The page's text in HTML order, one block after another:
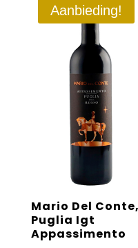
Aanbieding!
Mario Del Conte,
Puglia Igt
Appassimento